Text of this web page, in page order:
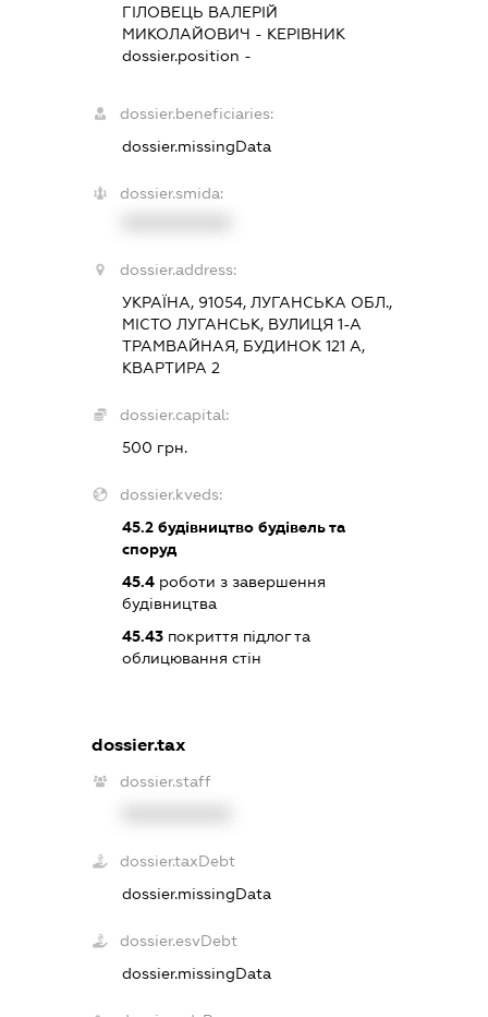
ГІЛОВЕЦЬ ВАЛЕРІЙ
МИКОЛАЙОВИЧ - КЕРІВНИК
dossier.position -
dossier.beneficiaries:
dossier.missingData
dossier.smida:
dossier.address:
УКРАЇНА, 91054, ЛУГАНСЬКА ОБЛ.,
МІСТО ЛУГАНСЬК, ВУЛИЦЯ 1-А
ТРАМВАЙНАЯ, БУДИНОК 121 А,
КВАРТИРА 2
dossier.capital:
500 грн.
dossier.kveds:
45.2 будівництво будівель та
споруд
45.4 роботи з завершення
будівництва
45.43 покриття підлог та
облицювання стін
dossier.tax
dossier.staff
dossier.taxDebt
dossier.missingData
dossier.esvDebt
dossier.missingData